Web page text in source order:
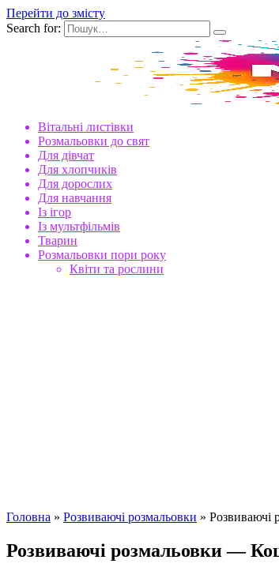
Перейти до змісту
Search for:
Вітальні листівки
Розмальовки до свят
Для дівчат
Для хлопчиків
Для дорослих
Для навчання
Із ігор
Із мультфільмів
Тварин
Розмальовки пори року
Квіти та рослини
Головна » Розвиваючі розмальовки » Розвиваючі
Розвиваючі розмальовки —